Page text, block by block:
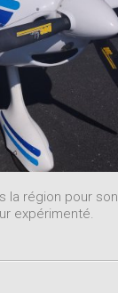
la région pour son
expérimenté.